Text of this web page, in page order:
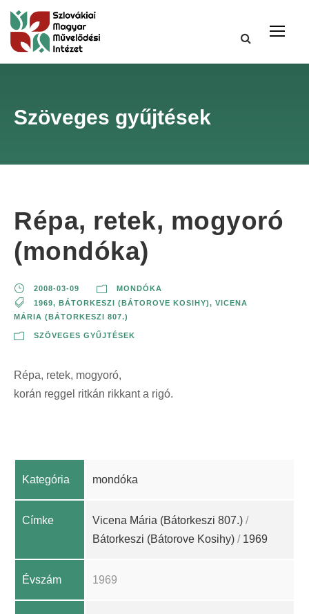
Szöveges gyűjtések
Répa, retek, mogyoró
(mondóka)
2008-03-09
MONDÓKA
1969, BÁTORKESZI (BÁTOROVE KOSIHY), VICENA
MÁRIA (BÁTORKESZI 807.)
SZÖVEGES GYŰJTÉSEK
Répa, retek, mogyoró,
korán reggel ritkán rikkant a rigó.
Kategória mondóka
Címke Vicena Mária (Bátorkeszi 807.) /
Bátorkeszi (Bátorove Kosihy) / 1969
Évszám 1969